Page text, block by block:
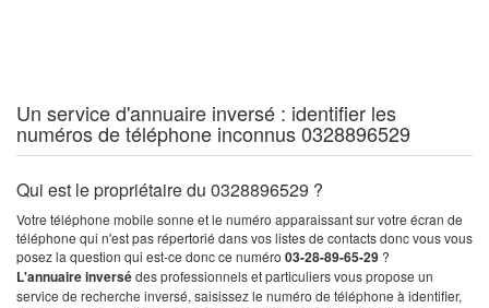
Un service d'annuaire inversé : identifier les
numéros de téléphone inconnus 0328896529
Qui est le propriétaire du 0328896529 ?
Votre téléphone mobile sonne et le numéro apparaissant sur votre écran de
téléphone qui n'est pas répertorié dans vos listes de contacts donc vous vous
posez la question qui est-ce donc ce numéro 03-28-89-65-29 ?
L'annuaire inversédes professionnels et particuliers vous propose un
service de recherche inversé, saisissez le numéro de téléphone à identifier,